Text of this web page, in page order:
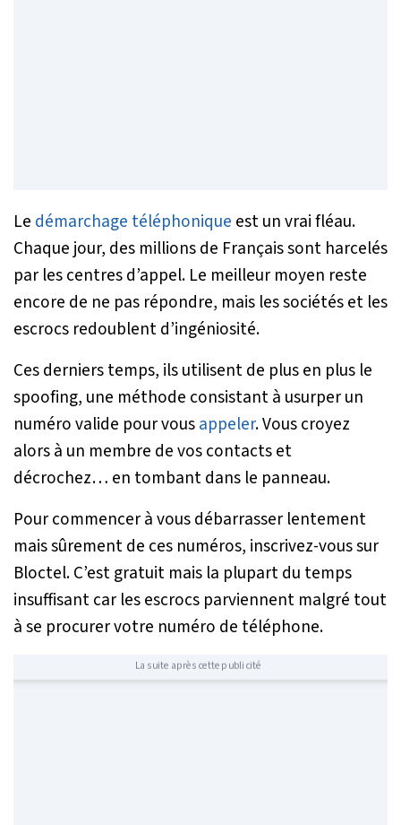
Le démarchage téléphonique est un vrai fléau.
Chaque jour, des millions de Français sont harcelés
par les centres d’appel. Le meilleur moyen reste
encore de ne pas répondre, mais les sociétés et les
escrocs redoublent d’ingéniosité.
Ces derniers temps, ils utilisent de plus en plus le
spoofing, une méthode consistant à usurper un
numéro valide pour vousappeler. Vous croyez
alors à un membre de vos contacts et
décrochez… en tombant dans le panneau.
Pour commencer à vous débarrasser lentement
mais sûrement de ces numéros, inscrivez-vous sur
Bloctel. C’est gratuit mais la plupart du temps
insuffisant car les escrocs parviennent malgré tout
à se procurer votre numéro de téléphone.
La suite après cette publicité